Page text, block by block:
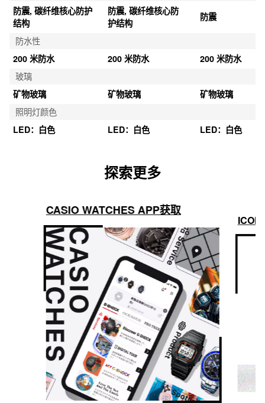
防震, 碳纤维核心防护
结构
防震, 碳纤维核心防
护结构
防震
防水性
200 米防水
200 米防水
200 米防水
玻璃
矿物玻璃
矿物玻璃
矿物玻璃
照明灯颜色
LED：白色
LED：白色 LED：白色
探索更多
CASIO WATCHES APP获取